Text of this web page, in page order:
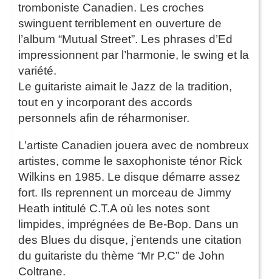
tromboniste Canadien. Les croches
swinguent terriblement en ouverture de
l’album “Mutual Street”. Les phrases d’Ed
impressionnent par l’harmonie, le swing et la
variété.
Le guitariste aimait le Jazz de la tradition,
tout en y incorporant des accords
personnels afin de réharmoniser.
L’artiste Canadien jouera avec de nombreux
artistes, comme le saxophoniste ténor Rick
Wilkins en 1985. Le disque démarre assez
fort. Ils reprennent un morceau de Jimmy
Heath intitulé C.T.A où les notes sont
limpides, imprégnées de Be-Bop. Dans un
des Blues du disque, j’entends une citation
du guitariste du thème “Mr P.C” de John
Coltrane.